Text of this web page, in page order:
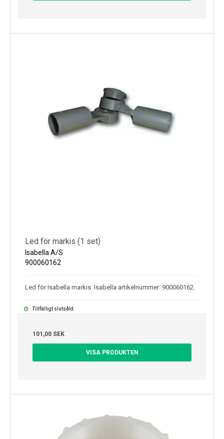
Led för markis (1 set)
Isabella A/S
900060162
Led för Isabella markis. Isabella artikelnummer: 900060162.
Tillfälligt slutsåld
101,00 SEK
VISA PRODUKTEN